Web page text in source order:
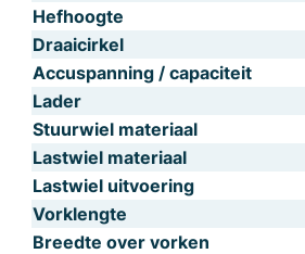
Hefhoogte
Draaicirkel
Accuspanning / capaciteit
Lader
Stuurwiel materiaal
Lastwiel materiaal
Lastwiel uitvoering
Vorklengte
Breedte over vorken